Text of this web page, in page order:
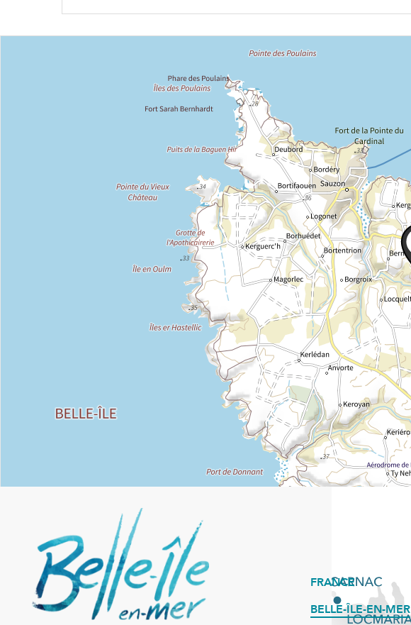
FRANCE
BELLE-ÎLE-EN-MER